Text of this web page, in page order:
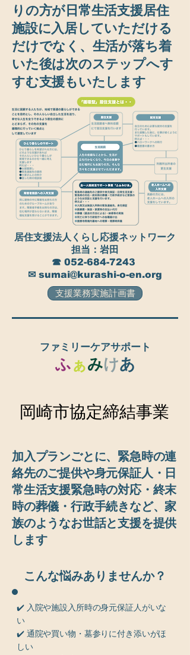
りの方が日常生活支援居住
施設に入居していただける
だけでなく、生活が落ち着
いた後は次のステップへす
すむ支援もいたします
居住支援法人くらし応援ネットワーク
担当：岩田
☎︎ 052-684-7243
✉ sumai@kurashi-o-en.org
支援業務実施計画書
ファミリーケアサポート
ふ ぁみけあ
岡崎市協定締結事業
岡崎市協定締結事業
加入プランごとに、 緊急時の連
絡先のご提供や身元保証人・日
常生活支援緊急時の対応・終末
時の葬儀・行政手続きなど、家
族のようなお世話と支援を提供
します
こんな悩みありませんか？
​✔️ 入院や施設入所時の身元保証人がいな
い
✔️ 通院や買い物・墓参りに付き添いがほ
しい